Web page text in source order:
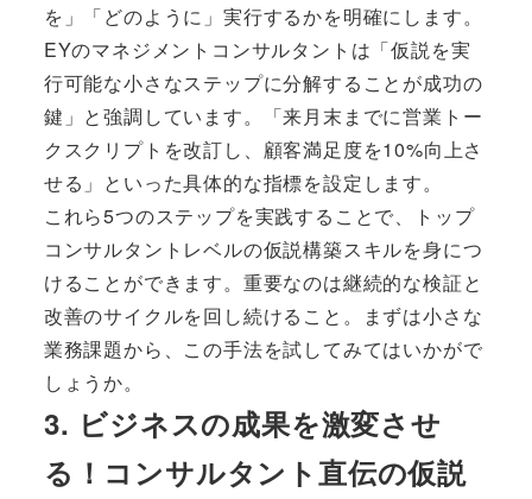
を」「どのように」実行するかを明確にします。
EYのマネジメントコンサルタントは「仮説を実
行可能な小さなステップに分解することが成功の
鍵」と強調しています。「来月末までに営業トー
クスクリプトを改訂し、顧客満足度を10%向上さ
せる」といった具体的な指標を設定します。
これら5つのステップを実践することで、トップ
コンサルタントレベルの仮説構築スキルを身につ
けることができます。重要なのは継続的な検証と
改善のサイクルを回し続けること。まずは小さな
業務課題から、この手法を試してみてはいかがで
しょうか。
3. ビジネスの成果を激変させ
る！コンサルタント直伝の仮説